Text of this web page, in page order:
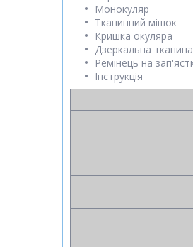
Монокуляр
Тканинний мішок
Кришка окуляра
Дзеркальна тканина
Ремінець на
Інструкція